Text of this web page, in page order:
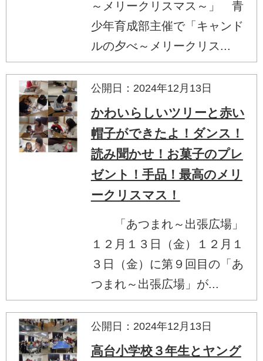
～メリークリスマス～」 青
少年育成部主催で「キャンド
ルの夕べ～メリークリス...
公開日：2024年12月13日
かわいらしいツリーと赤い
帽子ができたよ！ダンス！
読み聞かせ！お菓子のプレ
ゼント！手品！最高のメリ
ークリスマス！
「あつまれ～出張広場」
１２月１３日（金）１２月１
３日（金）に第９回目の「あ
つまれ～出張広場」が...
公開日：2024年12月13日
高台小学校３年生とヤング